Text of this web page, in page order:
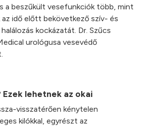
a beszűkült vesefunkciók több, mint
idő előtt bekövetkező szív- és
kockázatát. Dr. Szűcs
urológusa vesevédő
Ezek lehetnek az okai
visszatérően kénytelen
kilókkal, egyrészt az